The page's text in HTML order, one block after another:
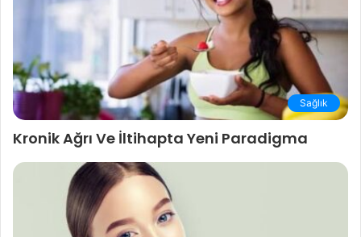
Sağlık
Kronik Ağrı Ve İltihapta Yeni Paradigma